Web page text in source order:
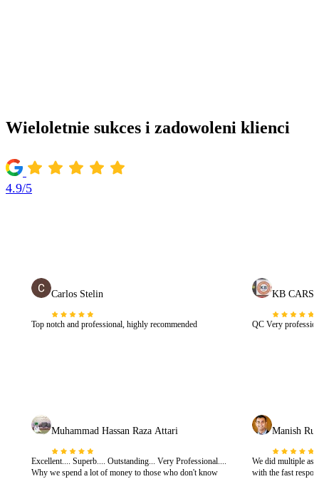
Wieloletnie sukces i zadowoleni klienci
4.9/5
Carlos Stelin
Top notch and professional, highly recommended
KB CARS
QC Very
Muhammad Hassan Raza Attari
Excellent.... Superb.... Outstanding... Very Professional....
Why we spend a lot of money to those who don't know
Manish
We did multiple
with the fast